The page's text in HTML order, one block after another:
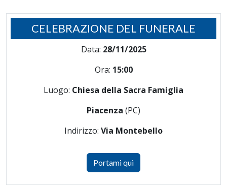
CELEBRAZIONE DEL FUNERALE
Data: 28/11/2025
Ora: 15:00
Luogo: Chiesa della Sacra Famiglia
Piacenza (PC)
Indirizzo: Via Montebello
Portami qui